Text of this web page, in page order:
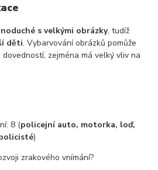
s velkými obrázky, tudíž
děti. Vybarvování obrázků pomůže
zejména má velký vliv na
8 (policejní auto, motorka, loď,
)
zrakového vnímání?